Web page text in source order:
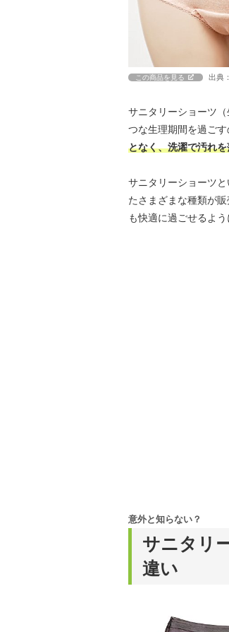
この商品を見る 出典
サニタリーショーツ
つな生理期間を過ごす
となく、洗濯で汚れ
サニタリーショーツ
たさまざまな種類が
も快適に過ごせるよう
サニタリ
違い
意外と知らない？